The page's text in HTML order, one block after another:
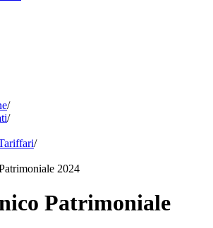
/
/
/
2024
Patrimoniale